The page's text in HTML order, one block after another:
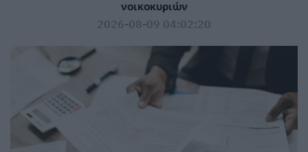
νοικοκυριών
2026-08-09 04:02:20